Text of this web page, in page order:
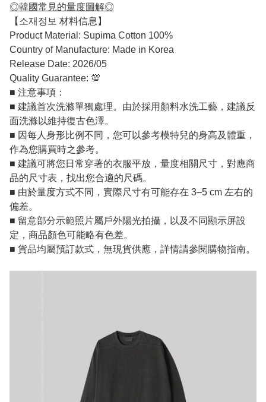
◎韓國常見的量度圖解◎
【소재정보 材料信息】
Product Material: Supima Cotton 100%
Country of Manufacture: Made in Korea
Release Date: 2026/05
Quality Guarantee: 💯
■ 注意事項：
■ 建議首次洗滌單獨處理。由於採用顏料水洗工藝，建議反
面洗滌以維持復古色澤。
■ 因每人身形比例不同，您可以參考模特兒的身高及體重，
作為您購買時之參考。
■ 建議可將您日常穿著的衣服平放，量度相關尺寸，對應商
品的尺寸表，找出您合適的尺碼。
■ 由於量度方式不同，實際尺寸有可能存在 3–5 cm 左右的
偏差。
■ 留意部分示範照片屬戶外陽光拍攝，以及不同顯示屏設
定，商品顏色可能略有色差。
■ 貨品均屬預訂款式，無現貨供應，詳情請參閱購物指南。